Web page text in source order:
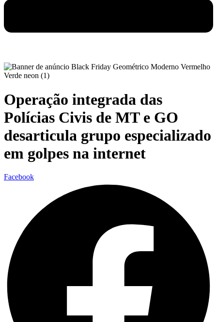
Operação integrada das
Polícias Civis de MT e GO
desarticula grupo especializado
em golpes na internet
Facebook